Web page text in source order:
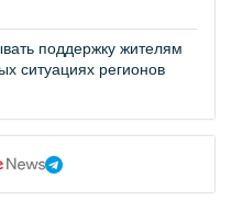
поддержку жителям
ситуациях регионов